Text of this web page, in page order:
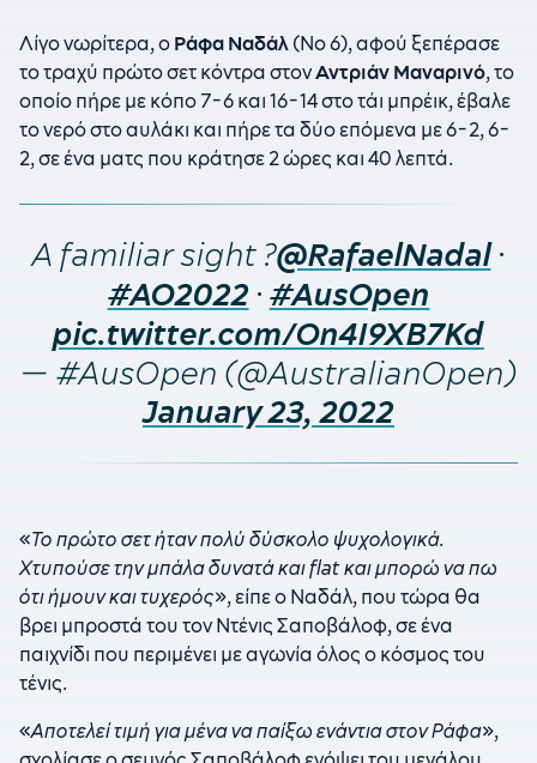
Λίγο νωρίτερα, ο Ράφα Ναδάλ (Νο 6), αφού ξεπέρασε
το τραχύ πρώτο σετ κόντρα στονΑντριάν Μαναρινό, το
οποίο πήρε με κόπο 7-6 και 16-14 στο τάι μπρέικ, έβαλε
το νερό στο αυλάκι και πήρε τα δύο επόμενα με 6-2, 6-
2, σε ένα ματς που κράτησε 2 ώρες και 40 λεπτά.
A familiar sight ?@RafaelNadal•
#AO2022• #AusOpen
pic.twitter.com/On4I9XB7Kd
— #AusOpen (@AustralianOpen)
January 23, 2022
«Το πρώτο σετ ήταν πολύ δύσκολο ψυχολογικά.
Χτυπούσε την μπάλα δυνατά και flat και μπορώ να πω
ότι ήμουν και τυχερός», είπε ο Ναδάλ, που τώρα θα
βρει μπροστά του τον Ντένις Σαποβάλοφ, σε ένα
παιχνίδι που περιμένει με αγωνία όλος ο κόσμος του
τένις.
«Αποτελεί τιμή για μένα να παίξω ενάντια στον Ράφα»,